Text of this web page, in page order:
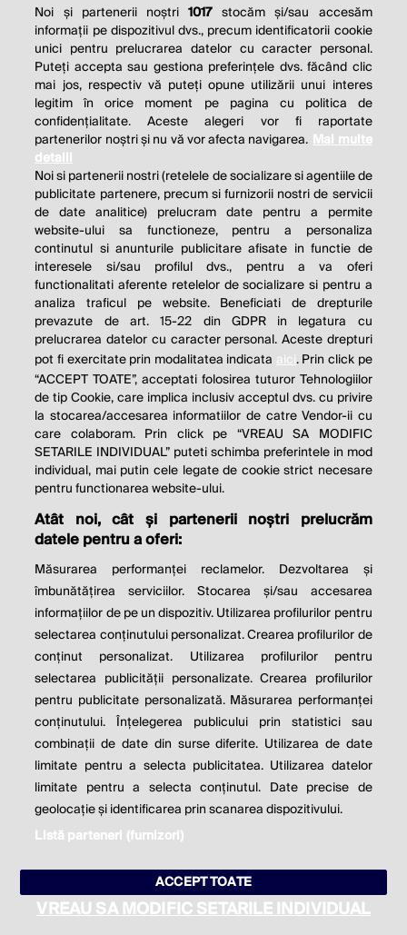
THE SOCIAL RESPONSIBILITY OF
BUSINESS IS TO INCREASE ITS
PROFITS.
Milton Friedman
© 2026 Profit.ro. Toate drepturile rezervate.
Dezvoltat de1616.ro
Contact Publicitate
Politica de cookie Politica de
confidențialitate
Setări cookies
este parte a
Noi și partenerii noștri1017 stocăm și/sau accesăm
informații pe dispozitivul dvs., precum identificatorii cookie
unici pentru prelucrarea datelor cu caracter personal.
Puteți accepta sau gestiona preferințele dvs. făcând clic
mai jos, respectiv vă puteți opune utilizării unui interes
legitim în orice moment pe pagina cu politica de
confidențialitate. Aceste alegeri vor fi raportate
partenerilor noștri și nu vă vor afecta navigarea. Mai multe
detalii
Noi si partenerii nostri (retelele de socializare si agentiile de
publicitate partenere, precum si furnizorii nostri de servicii
de date analitice) prelucram date pentru a permite
website-ului sa functioneze, pentru a personaliza
continutul si anunturile publicitare afisate in functie de
interesele si/sau profilul dvs., pentru a va oferi
functionalitati aferente retelelor de socializare si pentru a
analiza traficul pe website. Beneficiati de drepturile
prevazute de art. 15-22 din GDPR in legatura cu
prelucrarea datelor cu caracter personal. Aceste drepturi
pot fi exercitate prin modalitatea indicata aici. Prin click pe
“ACCEPT TOATE”, acceptati folosirea tuturor Tehnologiilor
de tip Cookie, care implica inclusiv acceptul dvs. cu privire
la stocarea/accesarea informatiilor de catre Vendor-ii cu
care colaboram. Prin click pe “VREAU SA MODIFIC
SETARILE INDIVIDUAL” puteti schimba preferintele in mod
individual, mai putin cele legate de cookie strict necesare
pentru functionarea website-ului.
Atât noi, cât și partenerii noștri prelucrăm
datele pentru a oferi:
Măsurarea performanței reclamelor. Dezvoltarea și
îmbunătățirea serviciilor. Stocarea și/sau accesarea
informațiilor de pe un dispozitiv. Utilizarea profilurilor pentru
selectarea conținutului personalizat. Crearea profilurilor de
conținut personalizat. Utilizarea profilurilor pentru
selectarea publicității personalizate. Crearea profilurilor
pentru publicitate personalizată. Măsurarea performanței
conținutului. Înțelegerea publicului prin statistici sau
combinații de date din surse diferite. Utilizarea de date
limitate pentru a selecta publicitatea. Utilizarea datelor
limitate pentru a selecta conținutul. Date precise de
geolocație și identificarea prin scanarea dispozitivului.
Listă parteneri (furnizori)
ACCEPT TOATE
VREAU SA MODIFIC SETARILE INDIVIDUAL